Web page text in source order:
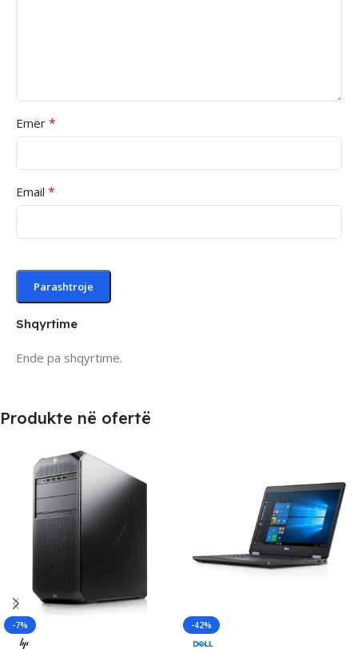
Shqyrtime
Ende pa shqyrtime.
Emër *
Email *
Produkte në ofertë
-7% -42%